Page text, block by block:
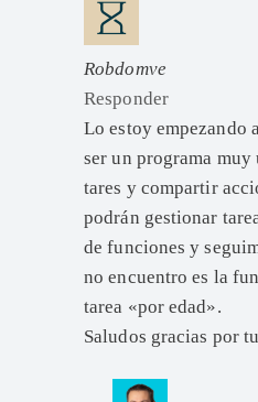
Robdomve
Responder
Lo estoy empezando
ser un programa
tares y compartir
podrán gestionar
de funciones y
no encuentro es la
tarea «por edad».
Saludos gracias por